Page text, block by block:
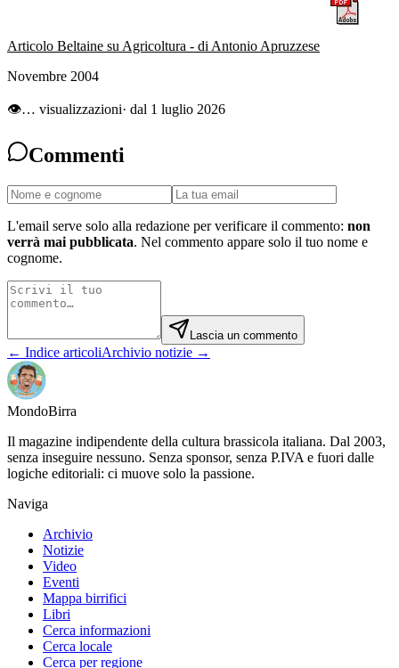
Articolo Beltaine su Agricoltura - di Antonio Apruzzese
Novembre 2004
👁… visualizzazioni· dal 1 luglio 2026
Commenti
L'email serve solo alla redazione per verificare il commento: non
verrà mai pubblicata. Nel commento appare solo il tuo nome e
cognome.
Lascia un commento
← Indice articoliArchivio notizie →
MondoBirra
Il magazine indipendente della cultura brassicola italiana. Dal 2003,
senza inseguire nessuno. Senza sponsor, senza P.IVA e fuori dalle
logiche editoriali: ci muove solo la passione.
Naviga
Archivio
Notizie
Video
Eventi
Mappa birrifici
Libri
Cerca informazioni
Cerca locale
Cerca per regione